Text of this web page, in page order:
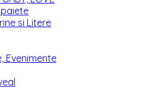
si Litere
Evenimente